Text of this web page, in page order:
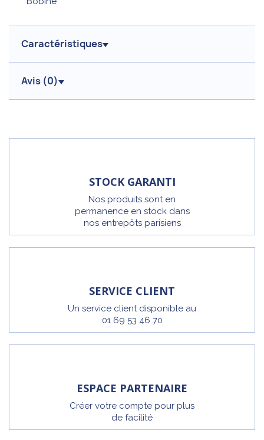
Caractéristiques
Avis (0)
STOCK GARANTI
Nos produits sont en
permanence en stock dans
nos entrepôts parisiens
SERVICE CLIENT
Un service client disponible au
01 69 53 46 70
ESPACE PARTENAIRE
Créer votre compte pour plus
de facilité